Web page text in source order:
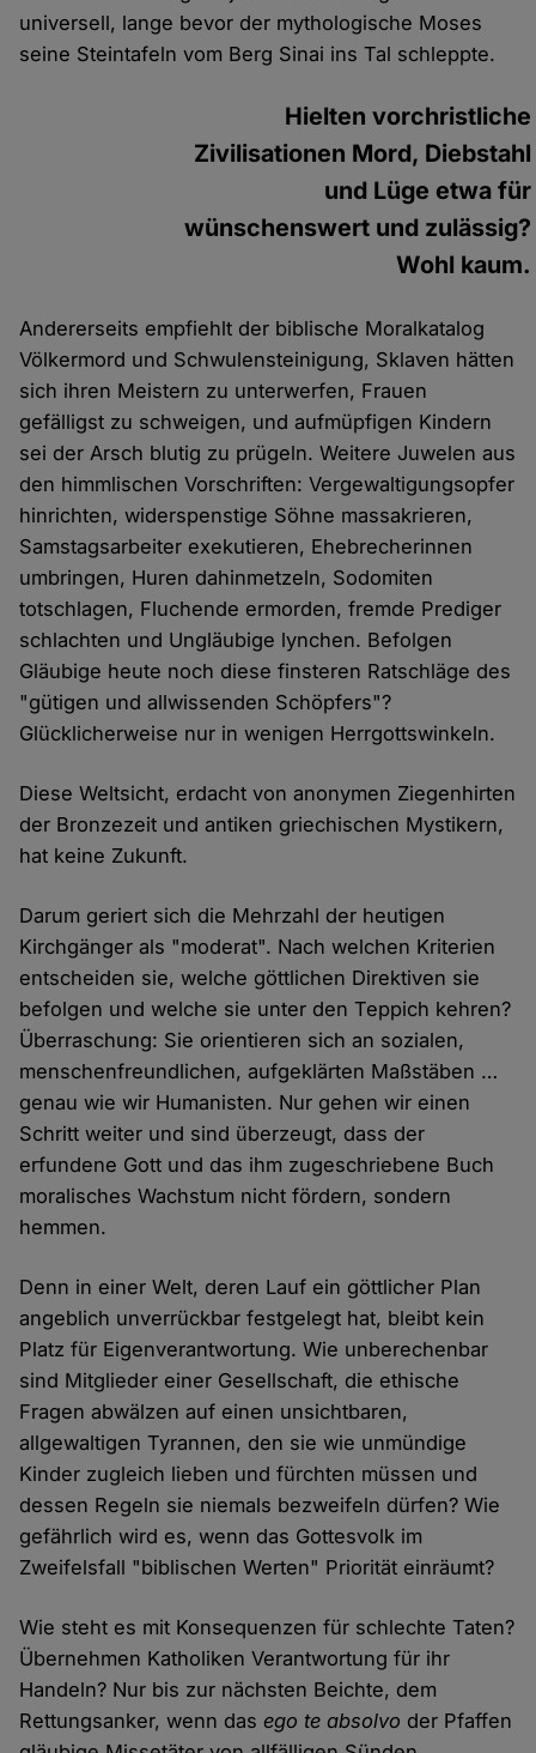
universell, lange bevor der mythologische Moses
seine Steintafeln vom Berg Sinai ins Tal schleppte.
Hielten vorchristliche
Zivilisationen Mord, Diebstahl
und Lüge etwa für
wünschenswert und zulässig?
Wohl kaum.
Andererseits empfiehlt der biblische Moralkatalog
Völkermord und Schwulensteinigung, Sklaven hätten
sich ihren Meistern zu unterwerfen, Frauen
gefälligst zu schweigen, und aufmüpfigen Kindern
sei der Arsch blutig zu prügeln. Weitere Juwelen aus
den himmlischen Vorschriften: Vergewaltigungsopfer
hinrichten, widerspenstige Söhne massakrieren,
Samstagsarbeiter exekutieren, Ehebrecherinnen
umbringen, Huren dahinmetzeln, Sodomiten
totschlagen, Fluchende ermorden, fremde Prediger
schlachten und Ungläubige lynchen. Befolgen
Gläubige heute noch diese finsteren Ratschläge des
"gütigen und allwissenden Schöpfers"?
Glücklicherweise nur in wenigen Herrgottswinkeln.
Diese Weltsicht, erdacht von anonymen Ziegenhirten
der Bronzezeit und antiken griechischen Mystikern,
hat keine Zukunft.
Darum geriert sich die Mehrzahl der heutigen
Kirchgänger als "moderat". Nach welchen Kriterien
entscheiden sie, welche göttlichen Direktiven sie
befolgen und welche sie unter den Teppich kehren?
Überraschung: Sie orientieren sich an sozialen,
menschenfreundlichen, aufgeklärten Maßstäben …
genau wie wir Humanisten. Nur gehen wir einen
Schritt weiter und sind überzeugt, dass der
erfundene Gott und das ihm zugeschriebene Buch
moralisches Wachstum nicht fördern, sondern
hemmen.
Denn in einer Welt, deren Lauf ein göttlicher Plan
angeblich unverrückbar festgelegt hat, bleibt kein
Platz für Eigenverantwortung. Wie unberechenbar
sind Mitglieder einer Gesellschaft, die ethische
Fragen abwälzen auf einen unsichtbaren,
allgewaltigen Tyrannen, den sie wie unmündige
Kinder zugleich lieben und fürchten müssen und
dessen Regeln sie niemals bezweifeln dürfen? Wie
gefährlich wird es, wenn das Gottesvolk im
Zweifelsfall "biblischen Werten" Priorität einräumt?
Wie steht es mit Konsequenzen für schlechte Taten?
Übernehmen Katholiken Verantwortung für ihr
Handeln? Nur bis zur nächsten Beichte, dem
Rettungsanker, wenn dasego te absolvo der Pfaffen